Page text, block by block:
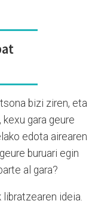
bizi ziren, eta
gara geure
edota airearen
buruari egin
al gara?
ideia.